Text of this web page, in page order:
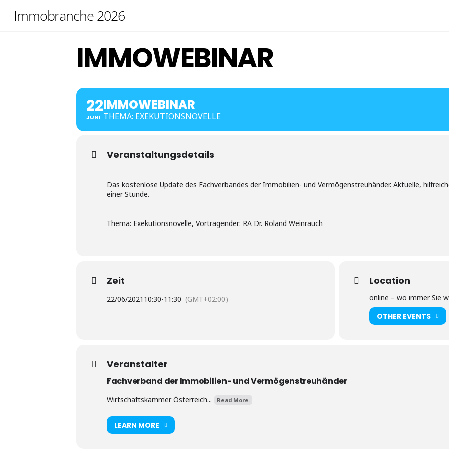
Immobranche 2026
IMMOWEBINAR
22
JUNI
IMMOWEBINAR
THEMA: EXEKUTIONSNOVELLE
Veranstaltungsdetails
Das kostenlose Update des Fachverbandes der Immobilien- und Vermögenstreuhänder. Aktuelle,
einer Stunde.
Thema: Exekutionsnovelle, Vortragender: RA Dr. Roland Weinrauch
Zeit
22/06/2021 10:30-11:30 (GMT+02:00)
Location
online – wo immer Sie
OTHER EVENTS
Veranstalter
Fachverband der Immobilien- und Vermögenstreuhänder
Wirtschaftskammer Österreich... Read More.
LEARN MORE